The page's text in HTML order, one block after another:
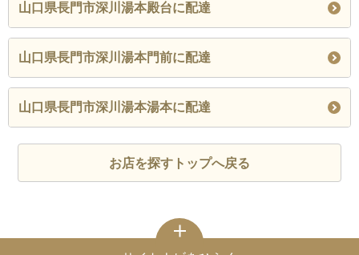
山口県長門市深川湯本殿台に配達
山口県長門市深川湯本門前に配達
山口県長門市深川湯本湯本に配達
お店を探すトップへ戻る